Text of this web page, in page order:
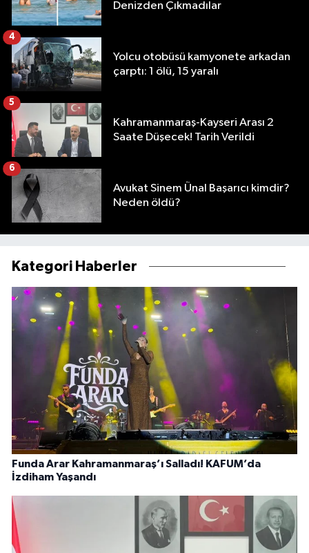
Denizden Çıkmadılar
Yolcu otobüsü kamyonete arkadan
çarptı: 1 ölü, 15 yaralı
4
Kahramanmaraş-Kayseri Arası 2
Saate Düşecek! Tarih Verildi
5
Avukat Sinem Ünal Başarıcı kimdir?
Neden öldü?
6
Kategori Haberler
Funda Arar Kahramanmaraş’ı Salladı! KAFUM’da
İzdiham Yaşandı